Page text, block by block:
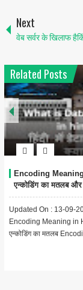
Next
वेब सर्वर के खिलाफ
Related Posts
Encoding
एन्कोडिंग का मतलब और
Updated On : 13-09-
Encoding Meaning in
एन्कोडिंग का मतलब